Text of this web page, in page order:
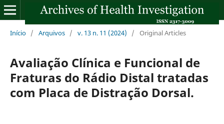
Início / Arquivos / v. 13 n. 11 (2024) / Original Articles
Avaliação Clínica e Funcional de
Fraturas do Rádio Distal tratadas
com Placa de Distração Dorsal.